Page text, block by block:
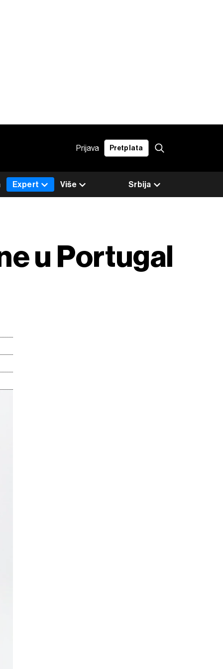
Prijava Pretplata
Srbija
Expert Više
u Portugal